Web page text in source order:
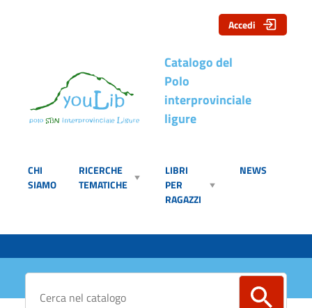
Catalogo del
Polo
interprovinciale
ligure
CHI
SIAMO
RICERCHE
TEMATICHE
LIBRI
PER
RAGAZZI
NEWS
Accedi
Cerca su "Catalogo"